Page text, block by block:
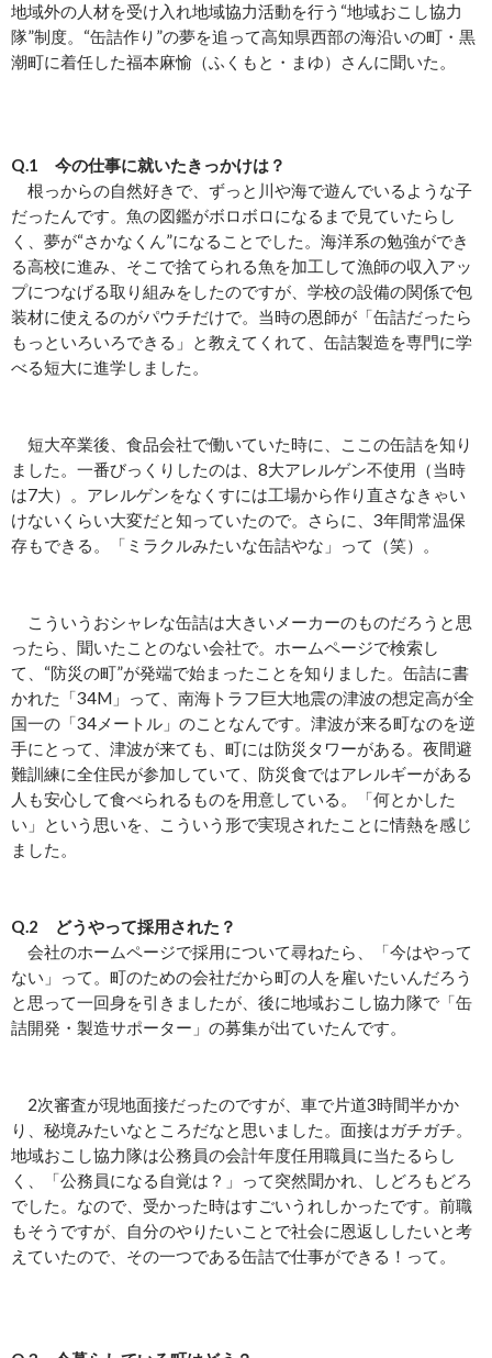
地域外の人材を受け入れ地域協力活動を行う“地域おこし協力
隊”制度。“缶詰作り”の夢を追って高知県西部の海沿いの町・黒
潮町に着任した福本麻愉（ふくもと・まゆ）さんに聞いた。
Q.1 今の仕事に就いたきっかけは？
根っからの自然好きで、ずっと川や海で遊んでいるような子
だったんです。魚の図鑑がボロボロになるまで見ていたらし
く、夢が“さかなくん”になることでした。海洋系の勉強ができ
る高校に進み、そこで捨てられる魚を加工して漁師の収入アッ
プにつなげる取り組みをしたのですが、学校の設備の関係で包
装材に使えるのがパウチだけで。当時の恩師が「缶詰だったら
もっといろいろできる」と教えてくれて、缶詰製造を専門に学
べる短大に進学しました。
短大卒業後、食品会社で働いていた時に、ここの缶詰を知り
ました。一番びっくりしたのは、8大アレルゲン不使用（当時
は7大）。アレルゲンをなくすには工場から作り直さなきゃい
けないくらい大変だと知っていたので。さらに、3年間常温保
存もできる。「ミラクルみたいな缶詰やな」って（笑）。
こういうおシャレな缶詰は大きいメーカーのものだろうと思
ったら、聞いたことのない会社で。ホームページで検索し
て、“防災の町”が発端で始まったことを知りました。缶詰に書
かれた「34M」って、南海トラフ巨大地震の津波の想定高が全
国一の「34メートル」のことなんです。津波が来る町なのを逆
手にとって、津波が来ても、町には防災タワーがある。夜間避
難訓練に全住民が参加していて、防災食ではアレルギーがある
人も安心して食べられるものを用意している。「何とかした
い」という思いを、こういう形で実現されたことに情熱を感じ
ました。
Q.2 どうやって採用された？
会社のホームページで採用について尋ねたら、「今はやって
ない」って。町のための会社だから町の人を雇いたいんだろう
と思って一回身を引きましたが、後に地域おこし協力隊で「缶
詰開発・製造サポーター」の募集が出ていたんです。
2次審査が現地面接だったのですが、車で片道3時間半かか
り、秘境みたいなところだなと思いました。面接はガチガチ。
地域おこし協力隊は公務員の会計年度任用職員に当たるらし
く、「公務員になる自覚は？」って突然聞かれ、しどろもどろ
でした。なので、受かった時はすごいうれしかったです。前職
もそうですが、自分のやりたいことで社会に恩返ししたいと考
えていたので、その一つである缶詰で仕事ができる！って。